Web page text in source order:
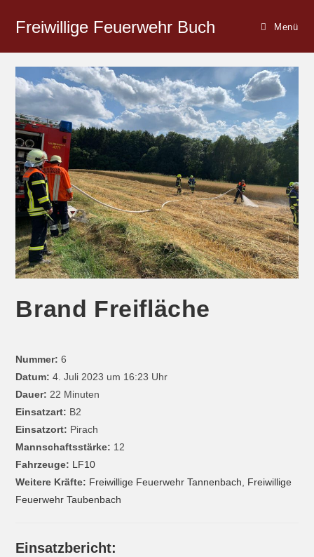
Freiwillige Feuerwehr Buch Menü
Brand Freifläche
Nummer: 6
Datum: 4. Juli 2023 um 16:23 Uhr
Dauer: 22 Minuten
Einsatzart: B2
Einsatzort: Pirach
Mannschaftsstärke: 12
Fahrzeuge: LF10
Weitere Kräfte: Freiwillige Feuerwehr Tannenbach, Freiwillige
Feuerwehr Taubenbach
Einsatzbericht: